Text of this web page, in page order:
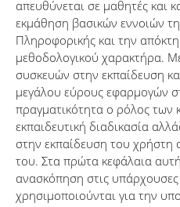
απευθύνεται σε μαθητές και
εκμάθηση βασικών εννοιών
Πληροφορικής και την
μεθοδολογικού χαρακτήρα.
συσκευών στην εκπαίδευση
μεγάλου εύρους εφαρμογών
πραγματικότητα ο ρόλος των
εκπαιδευτική διαδικασία
στην εκπαίδευση του χρήστη
του. Στα πρώτα κεφάλαια
ανασκόπηση στις
χρησιμοποιούνται για την